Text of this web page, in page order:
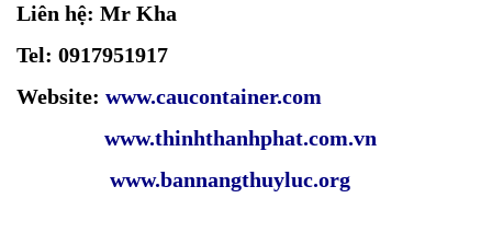
Liên hệ: Mr Kha
Tel: 0917951917
Website: www.caucontainer.com
www.thinhthanhphat.com.vn
www.bannangthuyluc.org